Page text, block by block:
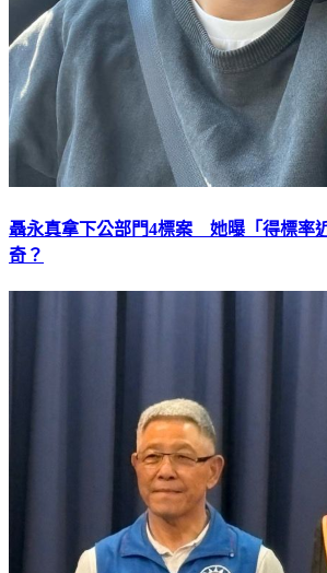
聶永真拿下公部門4標案 她曝「得標率
奇？